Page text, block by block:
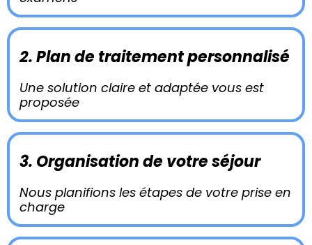
2. Plan de traitement personnalisé
Une solution claire et adaptée vous est
proposée
3. Organisation de votre séjour
Nous planifions les étapes de votre prise en
charge